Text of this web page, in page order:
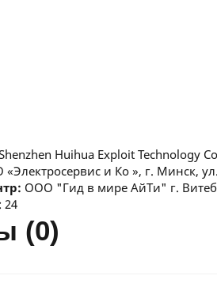
Huihua Exploit Technology
и Ко », г. Минск,
ООО "Гид в мире АйТи" г.
24
(0)